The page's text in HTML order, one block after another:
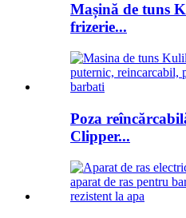
Mașină de tuns
frizerie...
Poza
Clipper...